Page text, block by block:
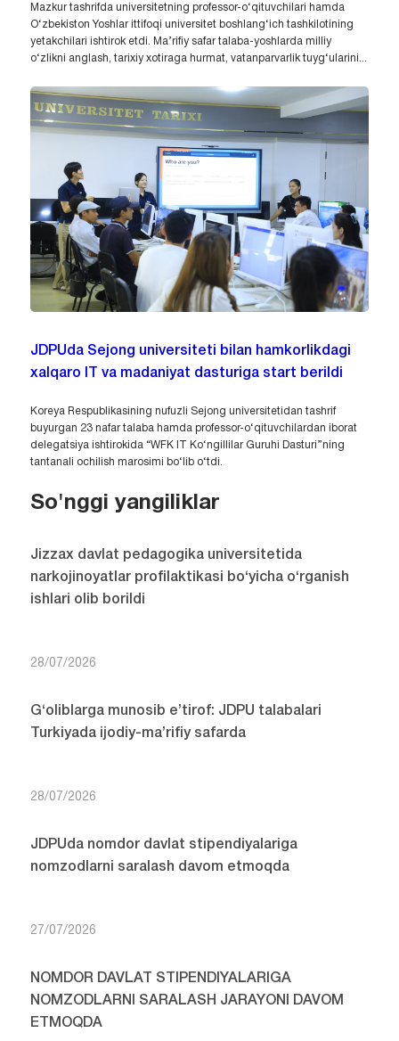
Mazkur tashrifda universitetning professor-o‘qituvchilari hamda
O‘zbekiston Yoshlar ittifoqi universitet boshlang‘ich tashkilotining
yetakchilari ishtirok etdi. Ma’rifiy safar talaba-yoshlarda milliy
o‘zlikni anglash, tarixiy xotiraga hurmat, vatanparvarlik tuyg‘ularini...
JDPUda Sejong universiteti bilan hamkorlikdagi
xalqaro IT va madaniyat dasturiga start berildi
Koreya Respublikasining nufuzli Sejong universitetidan tashrif
buyurgan 23 nafar talaba hamda professor-o‘qituvchilardan iborat
delegatsiya ishtirokida “WFK IT Ko‘ngillilar Guruhi Dasturi”ning
tantanali ochilish marosimi bo‘lib o‘tdi.
So'nggi yangiliklar
Jizzax davlat pedagogika universitetida
narkojinoyatlar profilaktikasi bo‘yicha o‘rganish
ishlari olib borildi
28/07/2026
G‘oliblarga munosib e’tirof: JDPU talabalari
Turkiyada ijodiy-ma’rifiy safarda
28/07/2026
JDPUda nomdor davlat stipendiyalariga
nomzodlarni saralash davom etmoqda
27/07/2026
NOMDOR DAVLAT STIPENDIYALARIGA
NOMZODLARNI SARALASH JARAYONI DAVOM
ETMOQDA